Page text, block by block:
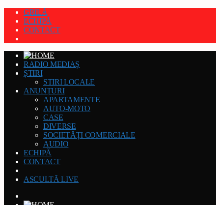
GRILĂ
ECHIPĂ
CONTACT
RADIO MEDIAȘ
ȘTIRI
STIRI LOCALE
ANUNȚURI
APARTAMENTE
AUTO-MOTO
CASE
DIVERSE
SOCIETĂȚI COMERCIALE
AUDIO
ECHIPĂ
CONTACT
ASCULTĂ LIVE